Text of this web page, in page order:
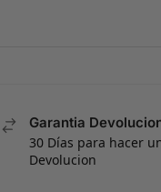
Garantia
30 Días para hacer
Devolucion